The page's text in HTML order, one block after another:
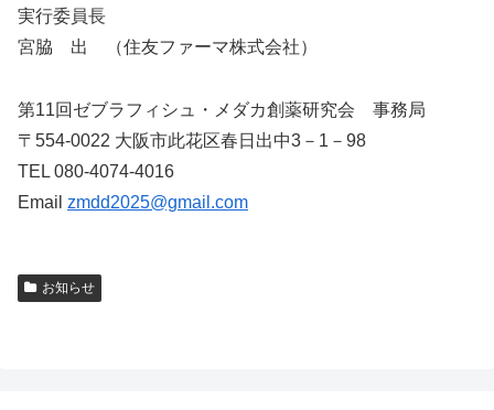
実行委員長
宮脇 出 （住友ファーマ株式会社）
第11回ゼブラフィシュ・メダカ創薬研究会 事務局
〒554-0022 大阪市此花区春日出中3－1－98
TEL 080-4074-4016
Email zmdd2025@gmail.com
お知らせ